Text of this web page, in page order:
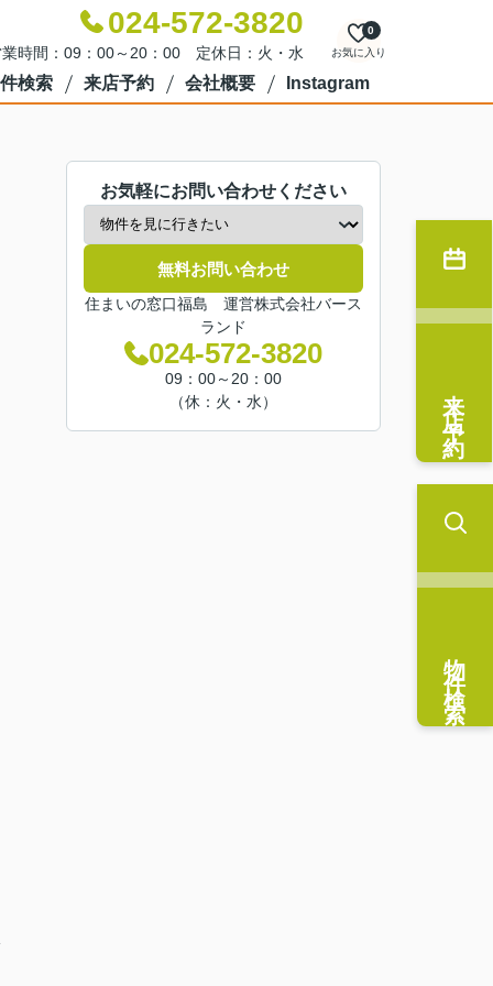
024-572-3820
時間：09：00～20：00 定休日：火・水 お気に入り
0
検索 来店予約 会社概要 Instagram
お気軽にお問い合わせください
無料お問い合わせ
住まいの窓口福島 運営株式会社バース
ランド
024-572-3820
09：00～20：00
（休：火・水）
来店予約
物件検索